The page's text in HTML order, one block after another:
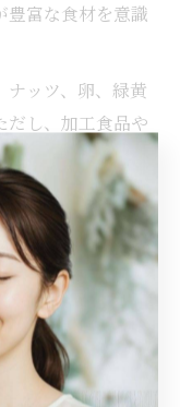
豊富な食材を意識
ナッツ、卵、緑黄
だし、加工食品や
崩す原因となる
。
部の食材が合わな
際は少量から始
自分に合った食
近道です。